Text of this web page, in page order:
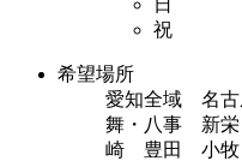
日
祝
希望場所
愛知全域 名
舞・八事 新
崎 豊田 小牧